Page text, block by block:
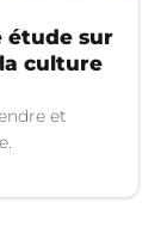
étude sur
culture
et